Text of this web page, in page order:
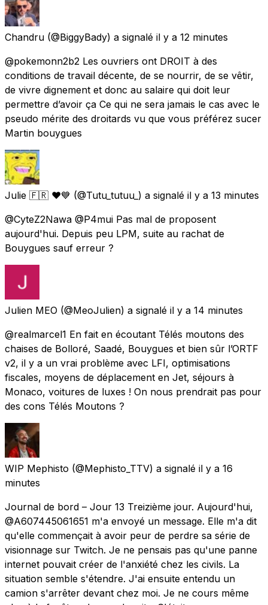
Chandru (@BiggyBady) a signalé il y a 12 minutes
@pokemonn2b2 Les ouvriers ont DROIT à des
conditions de travail décente, de se nourrir, de se vêtir,
de vivre dignement et donc au salaire qui doit leur
permettre d’avoir ça Ce qui ne sera jamais le cas avec le
pseudo mérite des droitards vu que vous préférez sucer
Martin bouygues
Julie 🇫🇷 ❤️💙 (@Tutu_tutuu_) a signalé il y a 13 minutes
@CyteZ2Nawa @P4mui Pas mal de proposent
aujourd'hui. Depuis peu LPM, suite au rachat de
Bouygues sauf erreur ?
Julien MEO (@MeoJulien) a signalé il y a 14 minutes
@realmarcel1 En fait en écoutant Télés moutons des
chaises de Bolloré, Saadé, Bouygues et bien sûr l’ORTF
v2, il y a un vrai problème avec LFI, optimisations
fiscales, moyens de déplacement en Jet, séjours à
Monaco, voitures de luxes ! On nous prendrait pas pour
des cons Télés Moutons ?
WIP Mephisto (@Mephisto_TTV) a signalé il y a 16
minutes
Journal de bord – Jour 13 Treizième jour. Aujourd'hui,
@A607445061651 m'a envoyé un message. Elle m'a dit
qu'elle commençait à avoir peur de perdre sa série de
visionnage sur Twitch. Je ne pensais pas qu'une panne
internet pouvait créer de l'anxiété chez les civils. La
situation semble s'étendre. J'ai ensuite entendu un
camion s'arrêter devant chez moi. Je ne cours même